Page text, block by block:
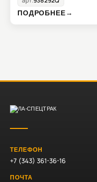
ПОДРОБНЕЕ→
ТЕЛЕФОН
+7 (343) 361-36-16
ПОЧТА